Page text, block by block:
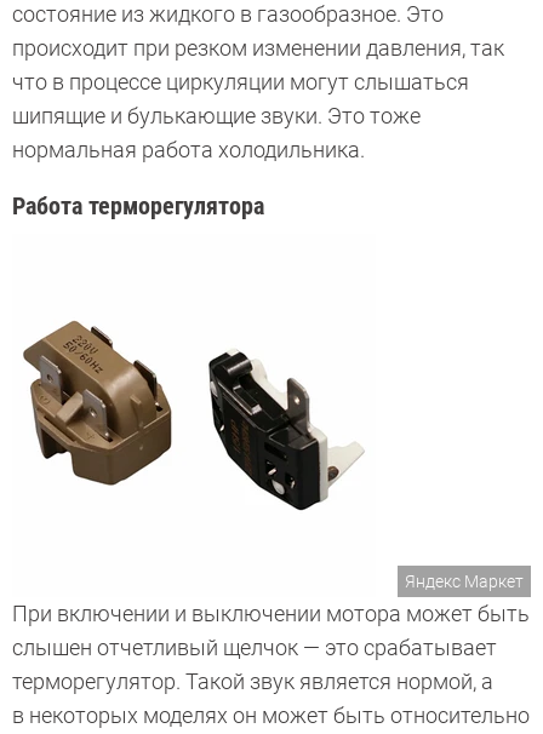
состояние из жидкого в газообразное. Это
происходит при резком изменении давления, так
что в процессе циркуляции могут слышаться
шипящие и булькающие звуки. Это тоже
нормальная работа холодильника.
Работа терморегулятора
Яндекс Маркет
При включении и выключении мотора может быть
слышен отчетливый щелчок — это срабатывает
терморегулятор. Такой звук является нормой, а
в некоторых моделях он может быть относительно